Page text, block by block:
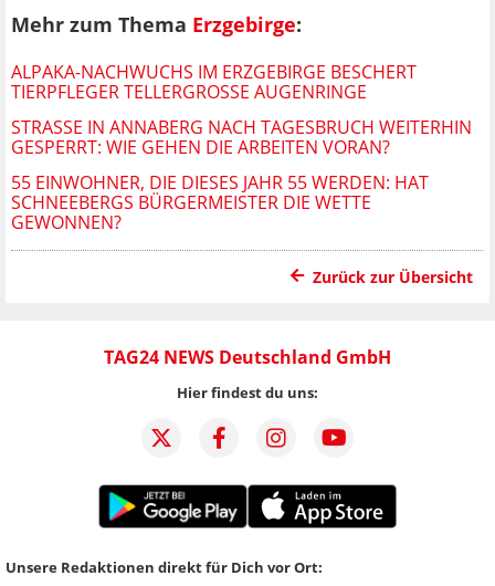
Mehr zum Thema Erzgebirge:
ALPAKA-NACHWUCHS IM ERZGEBIRGE BESCHERT
TIERPFLEGER TELLERGROSSE AUGENRINGE
STRASSE IN ANNABERG NACH TAGESBRUCH WEITERHIN G
ESPERRT: WIE GEHEN DIE ARBEITEN VORAN?
55 EINWOHNER, DIE DIESES JAHR 55 WERDEN: HAT
SCHNEEBERGS BÜRGERMEISTER DIE WETTE
GEWONNEN?
Zurück zur Übersicht
TAG24 NEWS Deutschland GmbH
Hier findest du uns:
Unsere Redaktionen direkt für Dich vor Ort: